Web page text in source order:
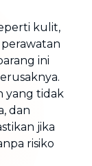
kulit,
ini
yang tidak
dan
jika
risiko